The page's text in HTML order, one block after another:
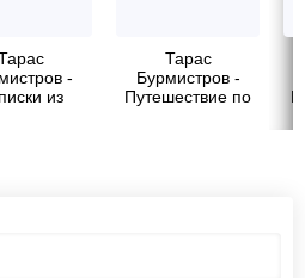
-
из
Тарас
Бурмистров -
Путешествие по